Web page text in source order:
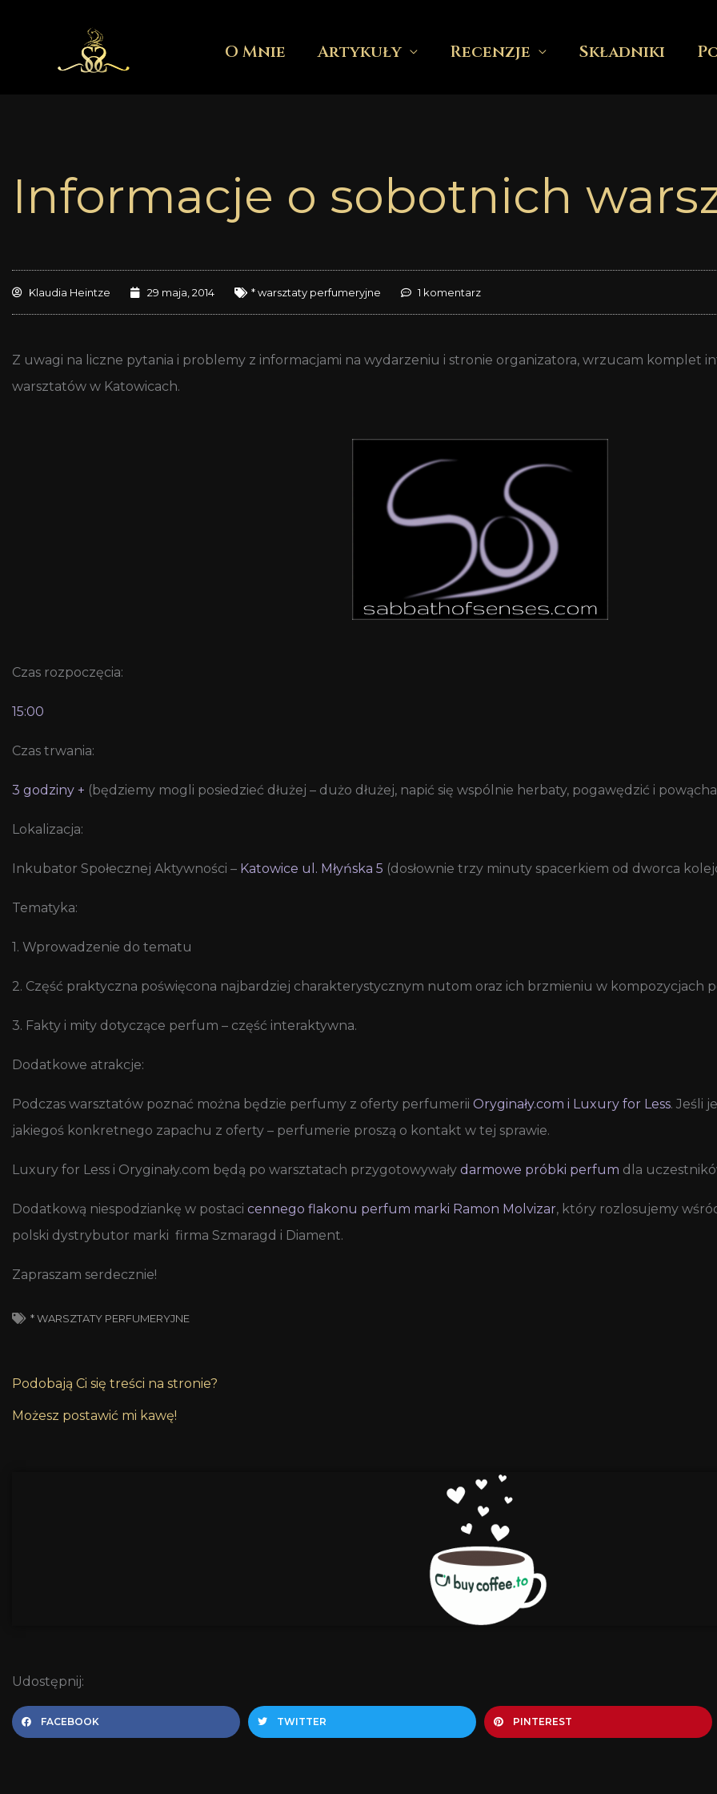
O Mnie Artykuły Recenzje Składniki
Informacje o sobotnich
Klaudia Heintze 29 maja, 2014 * warsztaty perfumeryjne 1 komentarz
Z uwagi na liczne pytania i problemy z informacjami na wydarzeniu i stronie organizatora, wrzucam komplet
warsztatów w Katowicach.
Czas rozpoczęcia:
15:00
Czas trwania:
3 godziny + (będziemy mogli posiedzieć dłużej – dużo dłużej, napić się wspólnie herbaty, pogawędzić i
Lokalizacja:
Inkubator Społecznej Aktywności – Katowice ul. Młyńska 5 (dosłownie trzy minuty spacerkiem od dworca
Tematyka:
1. Wprowadzenie do tematu
2. Część praktyczna poświęcona najbardziej charakterystycznym nutom oraz ich brzmieniu w kompozycjach
3. Fakty i mity dotyczące perfum – część interaktywna.
Dodatkowe atrakcje:
Podczas warsztatów poznać można będzie perfumy z oferty perfumerii Oryginały.com i Luxury for Less. Jeśli
jakiegoś konkretnego zapachu z oferty – perfumerie proszą o kontakt w tej sprawie.
Luxury for Less i Oryginały.com będą po warsztatach przygotowywały darmowe próbki perfum dla
Dodatkową niespodziankę w postaci cennego flakonu perfum marki Ramon Molvizar, który rozlosujemy
polski dystrybutor marki firma Szmaragd i Diament.
Zapraszam serdecznie!
* WARSZTATY PERFUMERYJNE
Podobają Ci się treści na stronie?
Możesz postawić mi kawę!
Udostępnij:
FACEBOOK TWITTER PINTEREST